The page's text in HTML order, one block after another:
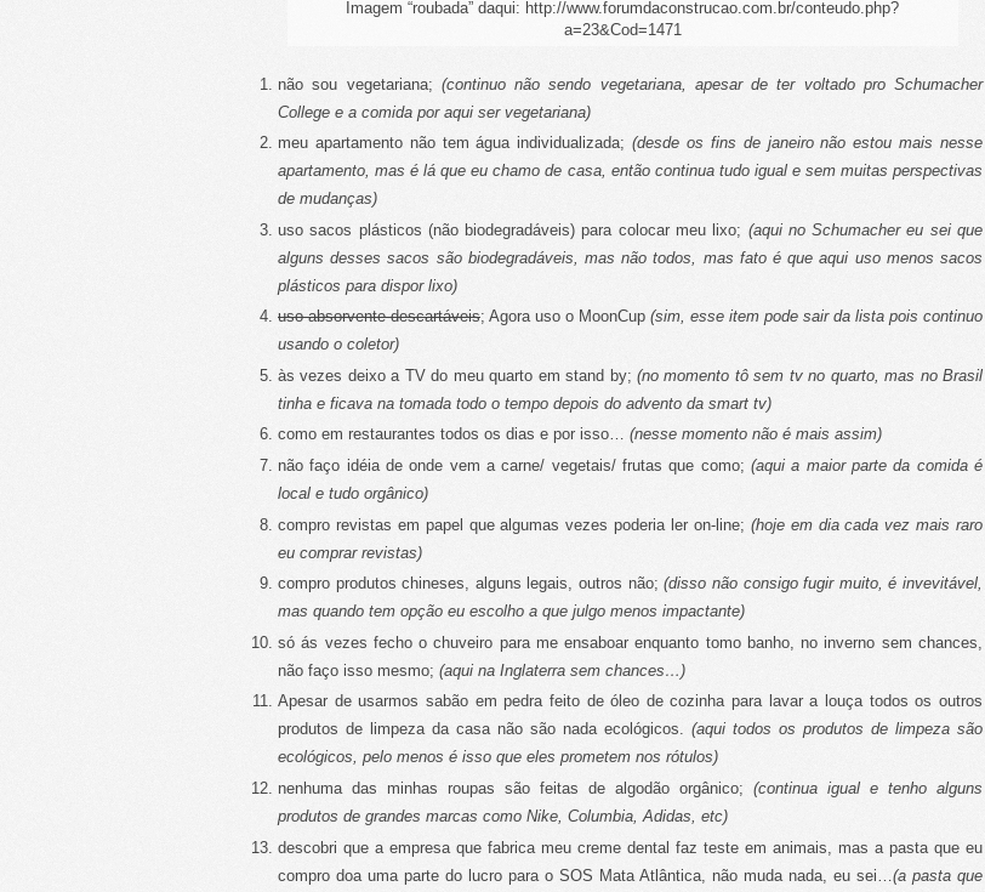
Imagem “roubada” daqui: http://www.forumdaconstrucao.com.br/conteudo.php?
a=23&Cod=1471
não sou vegetariana; (continuo não sendo vegetariana, apesar de ter voltado pro Schumacher
College e a comida por aqui ser vegetariana)
meu apartamento não tem água individualizada;(desde os fins de janeiro não estou mais nesse
apartamento, mas é lá que eu chamo de casa, então continua tudo igual e sem muitas perspectivas
de mudanças)
uso sacos plásticos (não biodegradáveis) para colocar meu lixo; (aqui no Schumacher eu sei que
alguns desses sacos são biodegradáveis, mas não todos, mas fato é que aqui uso menos sacos
plásticos para dispor lixo)
uso absorvente descartáveis; Agora uso o MoonCup (sim, esse item pode sair da lista pois continuo
usando o coletor)
às vezes deixo a TV do meu quarto em stand by; (no momento tô sem tv no quarto, mas no Brasil
tinha e ficava na tomada todo o tempo depois do advento da smart tv)
como em restaurantes todos os dias e por isso… (nesse momento não é mais assim)
não faço idéia de onde vem a carne/ vegetais/ frutas que como; (aqui a maior parte da comida é
local e tudo orgânico)
compro revistas em papel que algumas vezes poderia ler on-line; (hoje em dia cada vez mais raro
eu comprar revistas)
compro produtos chineses, alguns legais, outros não;(disso não consigo fugir muito, é invevitável,
mas quando tem opção eu escolho a que julgo menos impactante)
só ás vezes fecho o chuveiro para me ensaboar enquanto tomo banho, no inverno sem chances,
não faço isso mesmo; (aqui na Inglaterra sem chances…)
Apesar de usarmos sabão em pedra feito de óleo de cozinha para lavar a louça todos os outros
produtos de limpeza da casa não são nada ecológicos. (aqui todos os produtos de limpeza são
ecológicos, pelo menos é isso que eles prometem nos rótulos)
nenhuma das minhas roupas são feitas de algodão orgânico; (continua igual e tenho alguns
produtos de grandes marcas como Nike, Columbia, Adidas, etc)
descobri que a empresa que fabrica meu creme dental faz teste em animais, mas a pasta que eu
compro doa uma parte do lucro para o SOS Mata Atlântica, não muda nada, eu sei… (a pasta que